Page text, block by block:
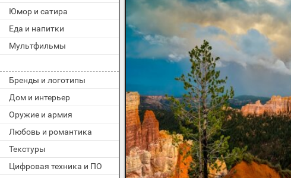
Юмор и сатира
Еда и напитки
Мультфильмы
Бренды и логотипы
Дом и интерьер
Оружие и армия
Любовь и романтика
Текстуры
Цифровая техника и ПО